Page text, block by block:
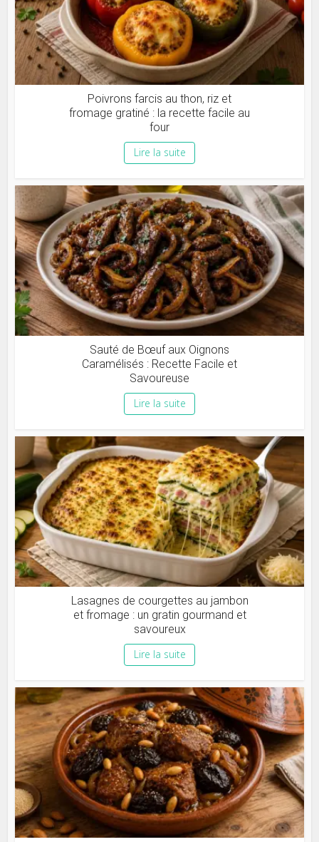
Poivrons farcis au thon, riz et
fromage gratiné : la recette facile au
four
Lire la suite
Sauté de Bœuf aux Oignons
Caramélisés : Recette Facile et
Savoureuse
Lire la suite
Lasagnes de courgettes au jambon
et fromage : un gratin gourmand et
savoureux
Lire la suite